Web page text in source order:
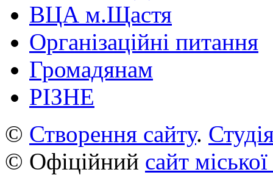
ВЦА м.Щастя
Організаційні питання
Громадянам
РІЗНЕ
© Створення сайту.
© Офіційний сайт